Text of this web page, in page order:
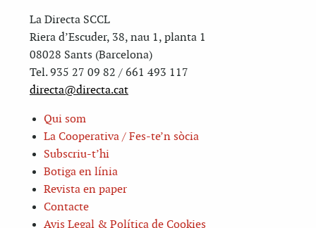
La Directa SCCL
Riera d’Escuder, 38, nau 1, planta 1
08028 Sants (Barcelona)
Tel. 935 27 09 82 / 661 493 117
directa@directa.cat
Qui som
La Cooperativa / Fes-te’n sòcia
Subscriu-t’hi
Botiga en línia
Revista en paper
Contacte
Avis Legal & Política de Cookies